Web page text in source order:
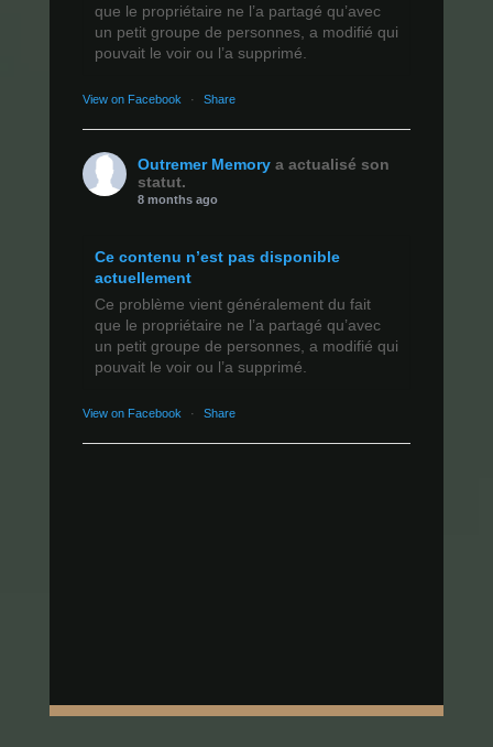
que le propriétaire ne l’a partagé qu’avec
un petit groupe de personnes, a modifié qui
pouvait le voir ou l’a supprimé.
View on Facebook · Share
Outremer Memory a actualisé son
statut.
8 months ago
Ce contenu n’est pas disponible
actuellement
Ce problème vient généralement du fait
que le propriétaire ne l’a partagé qu’avec
un petit groupe de personnes, a modifié qui
pouvait le voir ou l’a supprimé.
View on Facebook · Share